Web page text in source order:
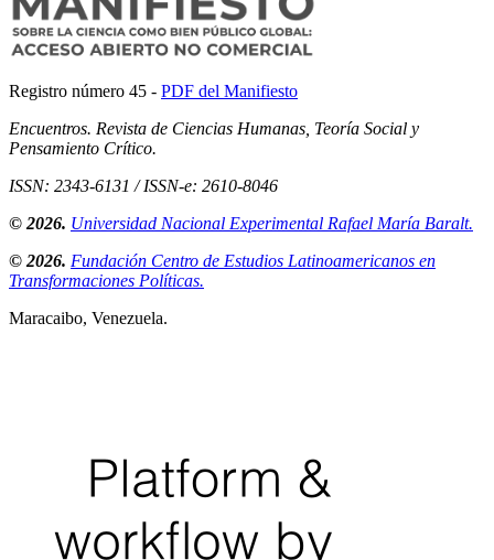
Registro número 45 - PDF del Manifiesto
Encuentros. Revista de Ciencias Humanas, Teoría Social y
Pensamiento Crítico.
ISSN: 2343-6131 / ISSN-e: 2610-8046
© 2026. Universidad Nacional Experimental Rafael María Baralt.
© 2026. Fundación Centro de Estudios Latinoamericanos en
Transformaciones Políticas.
Maracaibo, Venezuela.